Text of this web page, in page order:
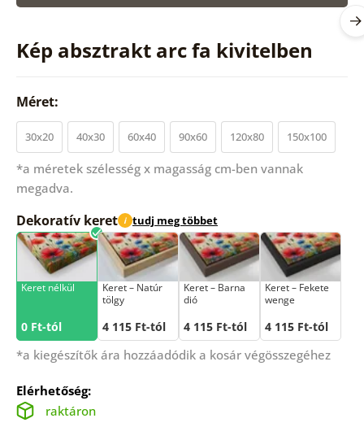
Kép absztrakt arc fa kivitelben
Méret:
30x20 40x30 60x40 90x60 120x80 150x100
*a méretek szélesség x magasság cm-ben vannak
megadva.
Dekoratív keret i tudj meg többet
Keret nélkül
0 Ft-tól
Keret – Natúr
tölgy
4 115 Ft-tól
Keret – Barna
dió
4 115 Ft-tól
Keret – Fekete
wenge
4 115 Ft-tól
*a kiegészítők ára hozzáadódik a kosár végösszegéhez
Elérhetőség:
raktáron